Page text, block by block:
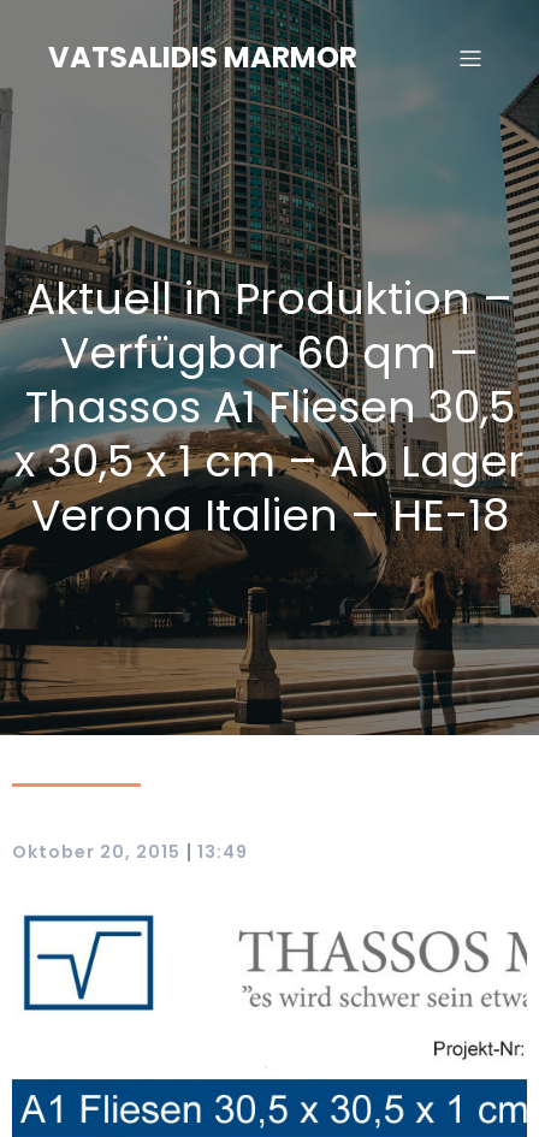
springenVATSALIDIS MARMOR
Aktuell in Produktion –
Verfügbar 60 qm –
Thassos A1 Fliesen 30,5
x 30,5 x 1 cm – Ab Lager
Verona Italien – HE-18
Oktober 20, 2015 | 13:49